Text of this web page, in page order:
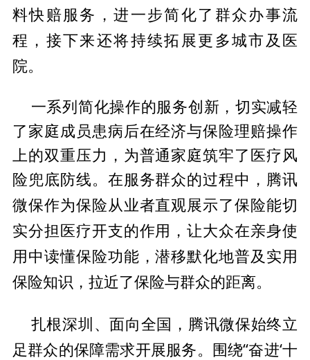
料快赔服务，进一步简化了群众办事流
程，接下来还将持续拓展更多城市及医
院。
一系列简化操作的服务创新，切实减轻
了家庭成员患病后在经济与保险理赔操作
上的双重压力，为普通家庭筑牢了医疗风
险兜底防线。在服务群众的过程中，腾讯
微保作为保险从业者直观展示了保险能切
实分担医疗开支的作用，让大众在亲身使
用中读懂保险功能，潜移默化地普及实用
保险知识，拉近了保险与群众的距离。
扎根深圳、面向全国，腾讯微保始终立
足群众的保障需求开展服务。围绕“奋进‘十